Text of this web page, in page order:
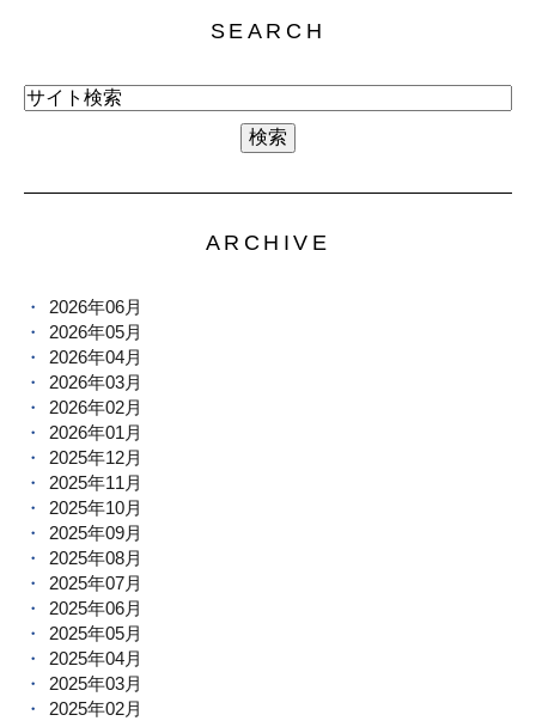
SEARCH
ARCHIVE
2026年06月
2026年05月
2026年04月
2026年03月
2026年02月
2026年01月
2025年12月
2025年11月
2025年10月
2025年09月
2025年08月
2025年07月
2025年06月
2025年05月
2025年04月
2025年03月
2025年02月